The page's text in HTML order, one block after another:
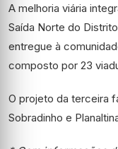
A melhoria viária
Saída Norte do
entregue à
composto por 23
O projeto da terceira
Sobradinho e